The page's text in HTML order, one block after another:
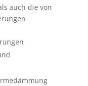
auch die von